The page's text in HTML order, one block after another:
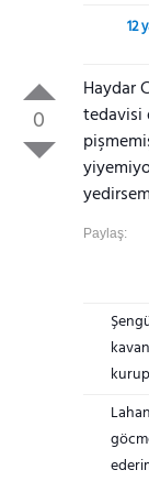
12
0
Haydar
tedavisi
Paylaş: